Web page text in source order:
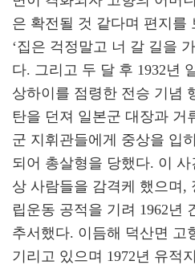
은 확전될 것 같다며 편지를
‘집은 걱정말고 너 갈 길을
다. 그리고 두 달 후 1932년
상하이를 점령한 전승 기념
탄을 던져 일본군 대장과 거
군 지휘관들에게 중상을 입
되어 총살형을 당했다. 이 사
상 사람들을 감격케 했으며,
립운동 공적을 기려 1962년
추서했다. 이듬해 덕산면 고
기리고 있으며 1972년 유적